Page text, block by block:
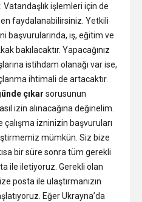
Vatandaşlık işlemleri için de
faydalanabilirsiniz. Yetkili
başvurularında, iş, eğitim ve
bakılacaktır. Yapacağınız
istihdam olanağı var ise,
ihtimali de artacaktır.
çıkar sorusunun
izin alınacağına değinelim.
çalışma izninizin başvuruları
mümkün. Siz bize
bir süre sonra tüm gerekli
ile iletiyoruz. Gerekli olan
posta ile ulaştırmanızın
Eğer Ukrayna’da